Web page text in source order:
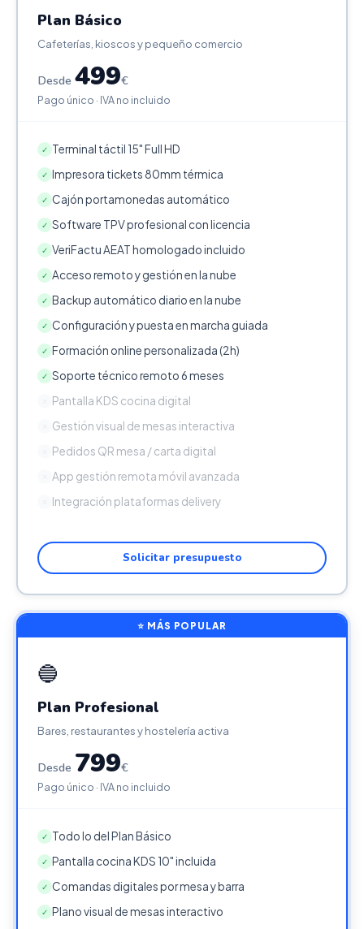
Plan Básico
Cafeterías, kioscos y pequeño comercio
Desde 499€
Pago único · IVA no incluido
✓ Terminal táctil 15" Full HD
✓ Impresora tickets 80mm térmica
✓ Cajón portamonedas automático
✓ Software TPV profesional con licencia
✓ VeriFactu AEAT homologado incluido
✓ Acceso remoto y gestión en la nube
✓ Backup automático diario en la nube
✓ Configuración y puesta en marcha guiada
✓ Formación online personalizada (2h)
✓ Soporte técnico remoto 6 meses
Pantalla KDS cocina digital
Gestión visual de mesas interactiva
Pedidos QR mesa / carta digital
App gestión remota móvil avanzada
Integración plataformas delivery
Solicitar presupuesto
⭐ MÁS POPULAR
🔵
Plan Profesional
Bares, restaurantes y hostelería activa
Desde 799€
Pago único · IVA no incluido
✓ Todo lo del Plan Básico
✓ Pantalla cocina KDS 10" incluida
✓ Comandas digitales por mesa y barra
✓ Plano visual de mesas interactivo